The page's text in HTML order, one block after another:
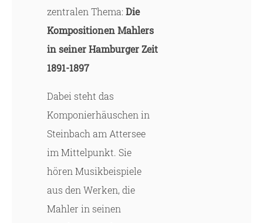
zentralen Thema: Die
Kompositionen Mahlers
in seiner Hamburger Zeit
1891-1897
Dabei steht das
Komponierhäuschen in
Steinbach am Attersee
im Mittelpunkt. Sie
hören Musikbeispiele
aus den Werken, die
Mahler in seinen